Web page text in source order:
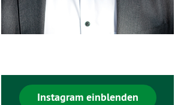
Instagram einblenden